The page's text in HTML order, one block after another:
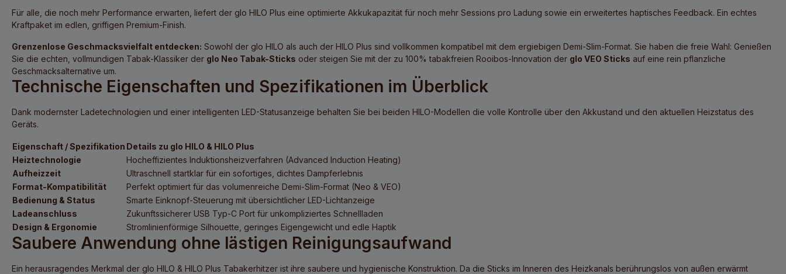
Für alle, die noch mehr Performance erwarten, liefert der glo HILO Plus eine optimierte Akkukapazität für noch mehr Sessions pro Ladung sowie ein erweitertes haptisches Feedback. Ein echtes
Kraftpaket im edlen, griffigen Premium-Finish.
Grenzenlose Geschmacksvielfalt entdecken: Sowohl der glo HILO als auch der HILO Plus sind vollkommen kompatibel mit dem ergiebigen Demi-Slim-Format. Sie haben die freie Wahl: Genießen
Sie die echten, vollmundigen Tabak-Klassiker der glo Neo Tabak-Sticks oder steigen Sie mit der zu 100% tabakfreien Rooibos-Innovation der glo VEO Sticks auf eine rein pflanzliche
Geschmacksalternative um.
Technische Eigenschaften und Spezifikationen im Überblick
Dank modernster Ladetechnologien und einer intelligenten LED-Statusanzeige behalten Sie bei beiden HILO-Modellen die volle Kontrolle über den Akkustand und den aktuellen Heizstatus des
Geräts.
Eigenschaft / Spezifikation Details zu glo HILO & HILO Plus
Heiztechnologie
Hocheffizientes Induktionsheizverfahren (Advanced Induction Heating)
Aufheizzeit
Ultraschnell startklar für ein sofortiges, dichtes Dampferlebnis
Format-Kompatibilität
Perfekt optimiert für das volumenreiche Demi-Slim-Format (Neo & VEO)
Bedienung & Status
Smarte Einknopf-Steuerung mit übersichtlicher LED-Lichtanzeige
Ladeanschluss
Zukunftssicherer USB Typ-C Port für unkompliziertes Schnellladen
Design & Ergonomie
Stromlinienförmige Silhouette, geringes Eigengewicht und edle Haptik
Saubere Anwendung ohne lästigen Reinigungsaufwand
Ein herausragendes Merkmal der glo HILO & HILO Plus Tabakerhitzer ist ihre saubere und hygienische Konstruktion. Da die Sticks im Inneren des Heizkanals berührungslos von außen erwärmt